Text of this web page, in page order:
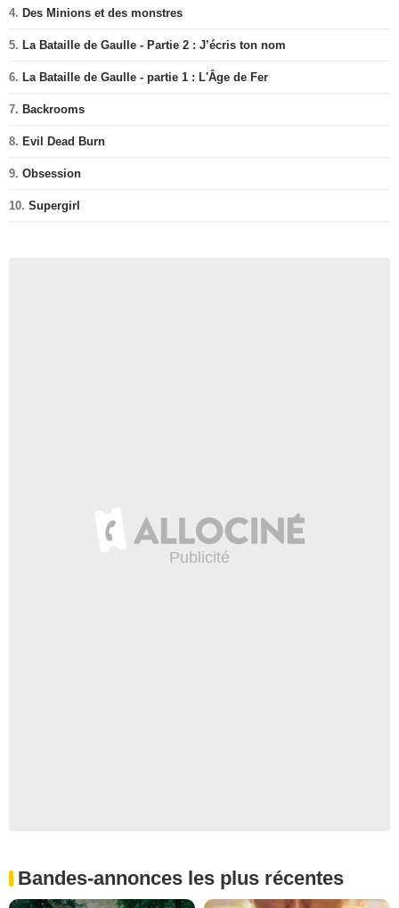
4. Des Minions et des monstres
5. La Bataille de Gaulle - Partie 2 : J’écris ton nom
6. La Bataille de Gaulle - partie 1 : L'Âge de Fer
7. Backrooms
8. Evil Dead Burn
9. Obsession
10. Supergirl
Bandes-annonces les plus récentes